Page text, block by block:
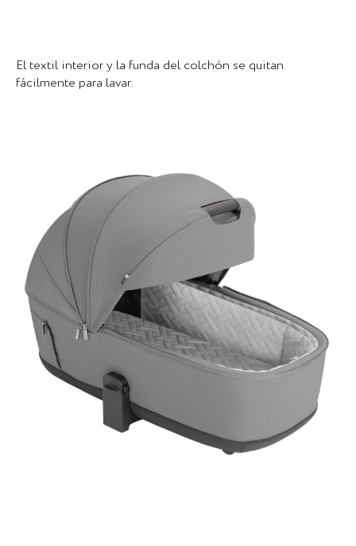
El textil interior y la funda del colchón se quitan
fácilmente para lavar.